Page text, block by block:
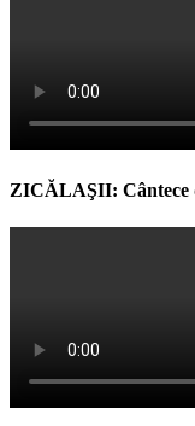
ZICĂLAŞII: Cântece